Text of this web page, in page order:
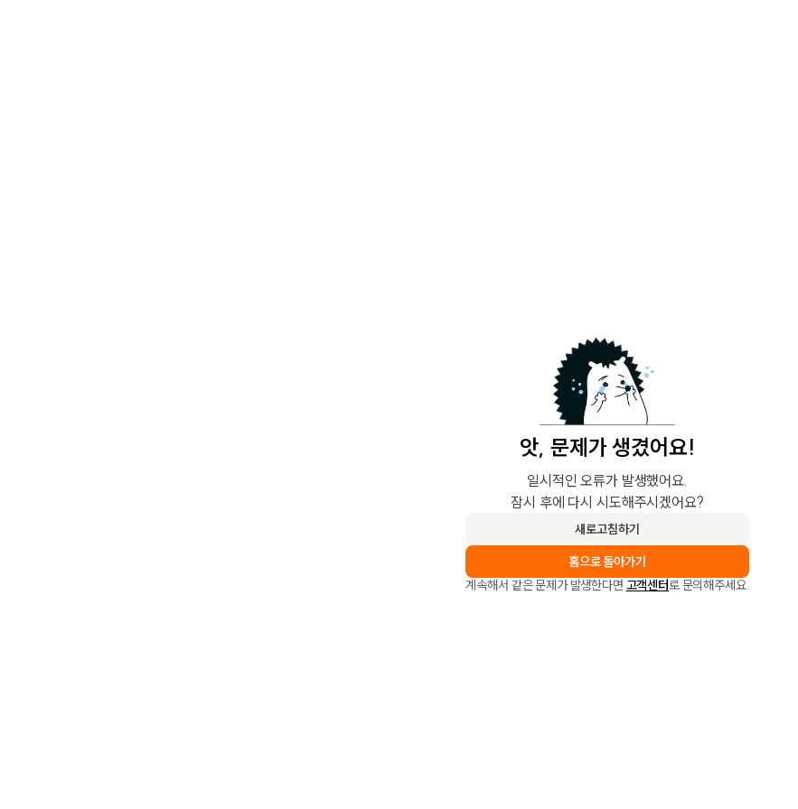
앗, 문제가 생겼어요!
일시적인 오류가 발생했어요.
잠시 후에 다시 시도해주시겠어요?
새로고침하기
홈으로 돌아가기
계속해서 같은 문제가 발생한다면 고객센터로 문의해주세요.